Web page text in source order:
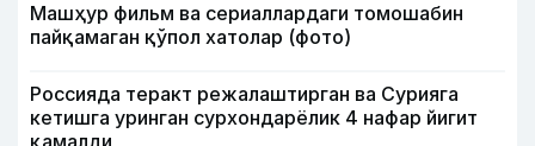
Машҳур фильм ва сериаллардаги томошабин
пайқамаган қўпол хатолар (фото)
Россияда теракт режалаштирган ва Сурияга
кетишга уринган сурхондарёлик 4 нафар йигит